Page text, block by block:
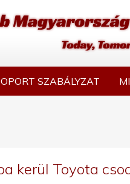
SZABÁLYZAT
kerül Toyota